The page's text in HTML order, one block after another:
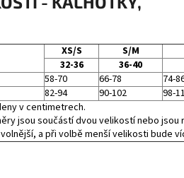
XS/S
S/M
32-36
36-40
58-70 66-78
74-
82-94 90-102
98-
v centimetrech.
jsou součástí dvou velikostí nebo
a při volbě menší velikosti bude